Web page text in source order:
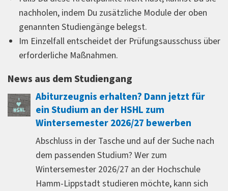
nachholen, indem Du zusätzliche Module der oben
genannten Studiengänge belegst.
Im Einzelfall entscheidet der Prüfungsausschuss über
erforderliche Maßnahmen.
News aus dem Studiengang
Abiturzeugnis erhalten? Dann jetzt für
ein Studium an der HSHL zum
Wintersemester 2026/27 bewerben
Abschluss in der Tasche und auf der Suche nach
dem passenden Studium? Wer zum
Wintersemester 2026/27 an der Hochschule
Hamm-Lippstadt studieren möchte, kann sich